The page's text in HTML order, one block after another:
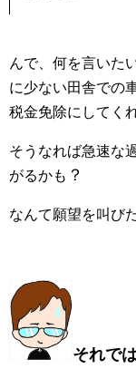
んで、何を言いた
に少ない田舎での
税金免除にしてく
そうなれば急速な
がるかも ？
なんて願望を叫び
それで